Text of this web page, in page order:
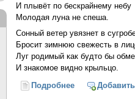
И плывёт по бескрайнему небу
Молодая луна не спеша.
Сонный ветер увязнет в
Бросит зимнюю свежесть в
Луг родимый как будто бы
И знакомое видно крыльцо.
Подробнеео Чуть звенят